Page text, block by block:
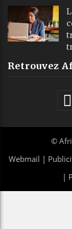
Retrouvez
©
Webmail |
|